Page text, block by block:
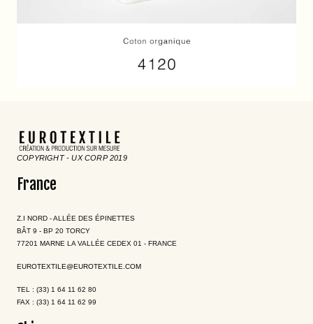
COPYRIGHT - UX CORP 2019
France
Z.I NORD - ALLÉE DES ÉPINETTES
BÂT 9 - BP 20 TORCY
77201 MARNE LA VALLÉE CEDEX 01 - FRANCE
EUROTEXTILE@EUROTEXTILE.COM
TEL : (33) 1 64 11 62 80
FAX : (33) 1 64 11 62 99